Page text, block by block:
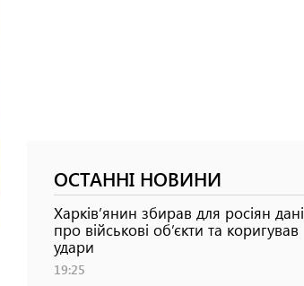
ОСТАННІ НОВИНИ
Харків’янин збирав для росіян дані
про військові об’єкти та коригував
удари
19:25